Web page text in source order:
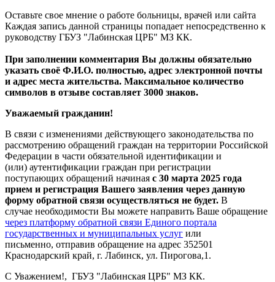
Оставьте свое мнение о работе больницы, врачей или сайта
Каждая запись данной страницы попадает непосредственно к
руководству ГБУЗ "Лабинская ЦРБ" МЗ КК.
При заполнении комментария Вы должны обязательно
указать своё Ф.И.О. полностью, адрес электронной почты
и адрес места жительства. Максимальное количество
символов в отзыве составляет 3000 знаков.
Уважаемый гражданин!
В связи с изменениями действующего законодательства по
рассмотрению обращений граждан на территории Российской
Федерации в части обязательной идентификации и
(или) аутентификации граждан при регистрации
поступающих обращений начиная с 30 марта 2025 года
прием и регистрация Вашего заявления через данную
форму обратной связи осуществляться не будет. В
случае необходимости Вы можете направить Ваше обращение
через платформу обратной связи Единого портала
государственных и муниципальных услуг или
письменно, отправив обращение на адрес 352501
Краснодарский край, г. Лабинск, ул. Пирогова,1.
С Уважением!, ГБУЗ "Лабинская ЦРБ" МЗ КК.